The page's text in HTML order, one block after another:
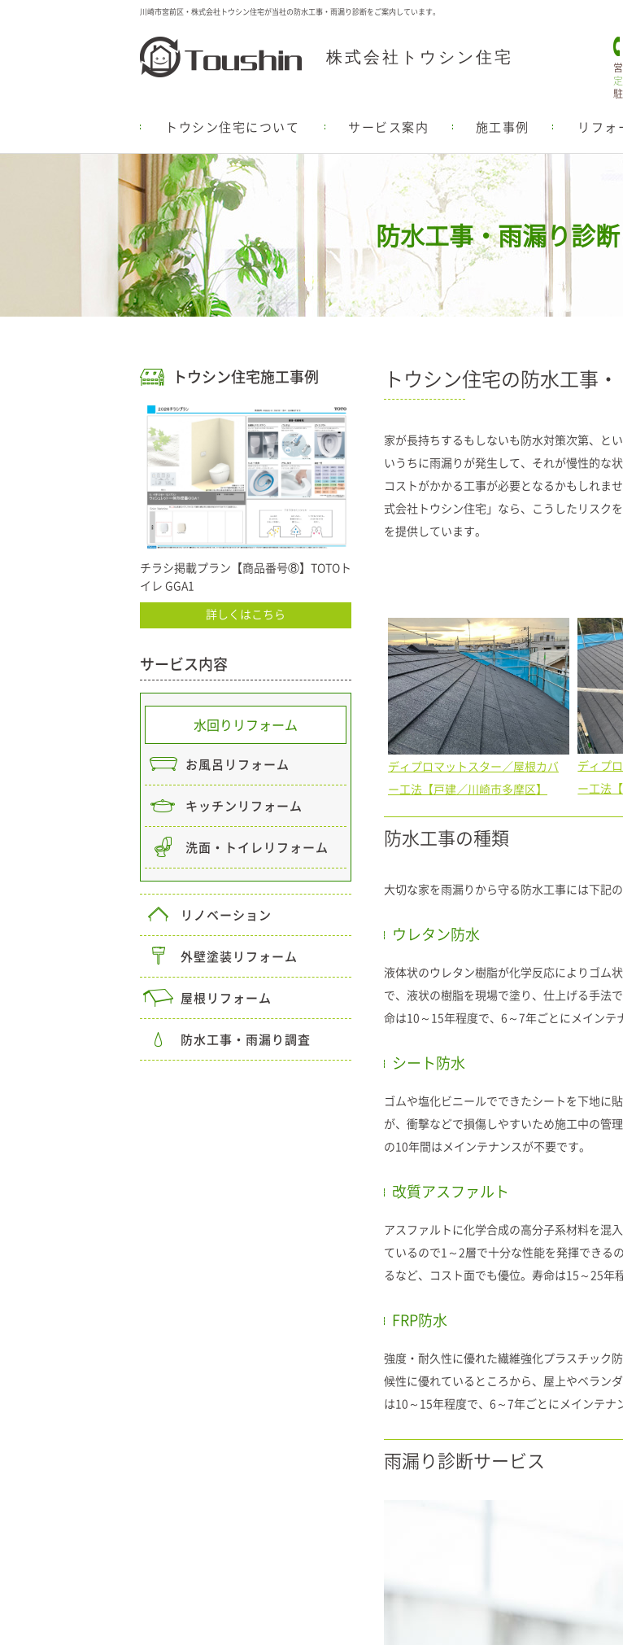
川崎市宮前区・株式会社トウシン住宅が当社の防水工事・雨漏り診断をご案内しています。
株式会社トウシン住宅
トウシン住宅について サービス案内 施工事例 リフォ
防水工事・雨漏り診
トウシン住宅の防水工事・
家が長持ちするもしないも防水対策次第、と
いうちに雨漏りが発生して、それが慢性的な
コストがかかる工事が必要となるかもしれま
式会社トウシン住宅」なら、こうしたリスク
を提供しています。
ディプロマットスター／屋根カバ
ー工法【戸建／川崎市多摩区】
ディプ
ー工法
防水工事の種類
大切な家を雨漏りから守る防水工事には下記
ウレタン防水
液体状のウレタン樹脂が化学反応によりゴム
で、液状の樹脂を現場で塗り、仕上げる手法
命は10～15年程度で、6～7年ごとにメインテ
シート防水
ゴムや塩化ビニールでできたシートを下地に
が、衝撃などで損傷しやすいため施工中の管
の10年間はメインテナンスが不要です。
改質アスファルト
アスファルトに化学合成の高分子系材料を混
ているので1～2層で十分な性能を発揮できる
るなど、コスト面でも優位。寿命は15～25年
FRP防水
強度・耐久性に優れた繊維強化プラスチック
候性に優れているところから、屋上やベラン
は10～15年程度で、6～7年ごとにメインテナ
雨漏り診断サービス
トウシン住宅施工事例
チラシ掲載プラン【商品番号⑧】TOTOト
イレ GGA1
詳しくはこちら
サービス内容
水回りリフォーム
お風呂リフォーム
キッチンリフォーム
洗面・トイレリフォーム
リノベーション
外壁塗装リフォーム
屋根リフォーム
防水工事・雨漏り調査